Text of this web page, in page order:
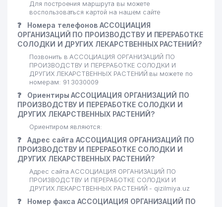
Для построения маршрута вы можете
воспользоваться картой на нашем сайте
❓
Номера телефонов АССОЦИАЦИЯ
ОРГАНИЗАЦИЙ ПО ПРОИЗВОДСТВУ И ПЕРЕРАБОТКЕ
СОЛОДКИ И ДРУГИХ ЛЕКАРСТВЕННЫХ РАСТЕНИЙ?
Позвонить в АССОЦИАЦИЯ ОРГАНИЗАЦИЙ ПО
ПРОИЗВОДСТВУ И ПЕРЕРАБОТКЕ СОЛОДКИ И
ДРУГИХ ЛЕКАРСТВЕННЫХ РАСТЕНИЙ вы можете по
номерам: 91 3030009
❓
Ориентиры АССОЦИАЦИЯ ОРГАНИЗАЦИЙ ПО
ПРОИЗВОДСТВУ И ПЕРЕРАБОТКЕ СОЛОДКИ И
ДРУГИХ ЛЕКАРСТВЕННЫХ РАСТЕНИЙ?
Ориентиром являются:
❓
Адрес сайта АССОЦИАЦИЯ ОРГАНИЗАЦИЙ ПО
ПРОИЗВОДСТВУ И ПЕРЕРАБОТКЕ СОЛОДКИ И
ДРУГИХ ЛЕКАРСТВЕННЫХ РАСТЕНИЙ?
Адрес сайта АССОЦИАЦИЯ ОРГАНИЗАЦИЙ ПО
ПРОИЗВОДСТВУ И ПЕРЕРАБОТКЕ СОЛОДКИ И
ДРУГИХ ЛЕКАРСТВЕННЫХ РАСТЕНИЙ - qizilmiya.uz
❓
Номер факса АССОЦИАЦИЯ ОРГАНИЗАЦИЙ ПО